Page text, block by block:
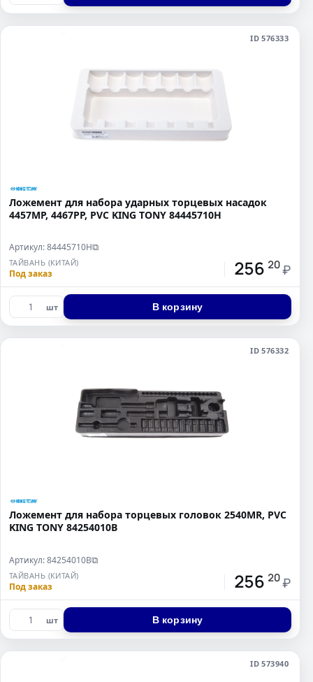
ID 576333
Ложемент для набора ударных торцевых насадок
4457MP, 4467PP, PVC KING TONY 84445710H
Артикул: 84445710H⧉
ТАЙВАНЬ (КИТАЙ)
Под заказ 256 20 ₽
шт В корзину
ID 576332
Ложемент для набора торцевых головок 2540MR, PVC
KING TONY 84254010B
Артикул: 84254010B⧉
ТАЙВАНЬ (КИТАЙ)
Под заказ 256 20 ₽
шт В корзину
ID 573940